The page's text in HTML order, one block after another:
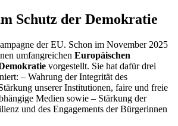
Schutz der Demokratie
der EU. Schon im November 2025
umfangreichen Europäischen
vorgestellt. Sie hat dafür drei
– Wahrung der Integrität des
unserer Institutionen, faire und freie
Medien sowie – Stärkung der
und des Engagements der Bürgerinnen